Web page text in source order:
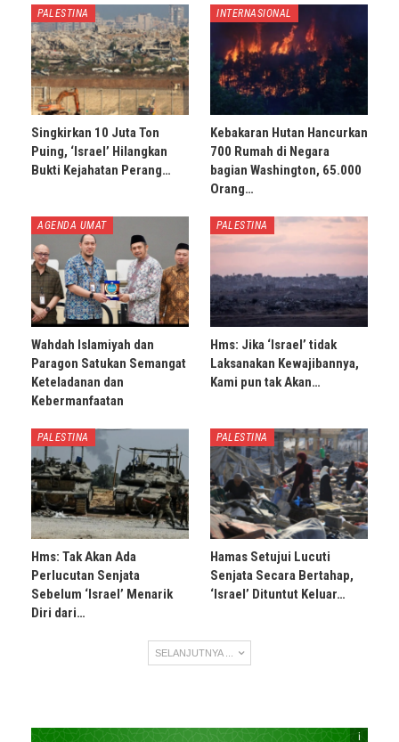
PALESTINA
Singkirkan 10 Juta Ton
Puing, ‘Israel’ Hilangkan
Bukti Kejahatan Perang…
INTERNASIONAL
Kebakaran Hutan Hancurkan
700 Rumah di Negara
bagian Washington, 65.000
Orang…
AGENDA UMAT
Wahdah Islamiyah dan
Paragon Satukan Semangat
Keteladanan dan
Kebermanfaatan
PALESTINA
Hms: Jika ‘Israel’ tidak
Laksanakan Kewajibannya,
Kami pun tak Akan…
PALESTINA
Hms: Tak Akan Ada
Perlucutan Senjata
Sebelum ‘Israel’ Menarik
Diri dari…
PALESTINA
Hamas Setujui Lucuti
Senjata Secara Bertahap,
‘Israel’ Dituntut Keluar…
SELANJUTNYA ...